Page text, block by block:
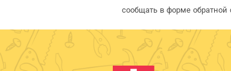
сообщать в форме обратной